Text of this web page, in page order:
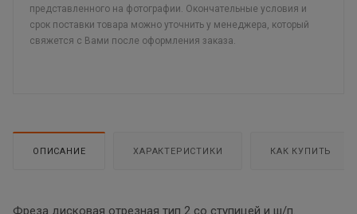
представленного на фотографии. Окончательные условия и
срок поставки товара можно уточнить у менеджера, который
свяжется с Вами после оформления заказа.
ОПИСАНИЕ ХАРАКТЕРИСТИКИ КАК КУПИТЬ
Фреза дисковая отрезная тип 2 со ступицей и ш/п.